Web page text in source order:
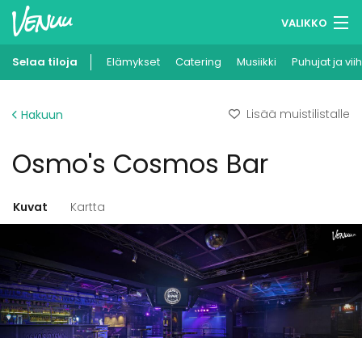
VALIKKO
Muistilistasi
Ilmoita kohteesi
Selaa tiloja Elämykset Catering Musiikki Puhujat ja
Hakuun Lisää muistilistalle
Osmo's Cosmos Bar
Kuvat Kartta